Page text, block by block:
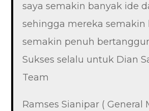
saya semakin banyak ide
sehingga mereka semakin
semakin penuh
Sukses selalu untuk Dian
Team
Ramses Sianipar ( General